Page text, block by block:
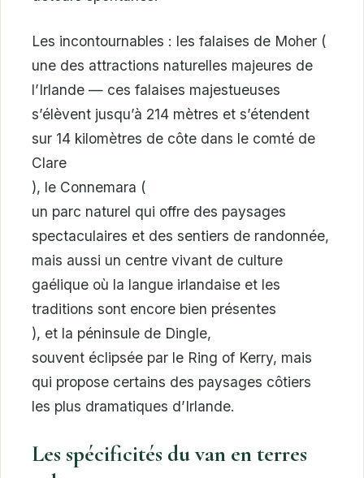
Les incontournables : les falaises de Moher (
une des attractions naturelles majeures de
l’Irlande — ces falaises majestueuses
s’élèvent jusqu’à 214 mètres et s’étendent
sur 14 kilomètres de côte dans le comté de
Clare
), le Connemara (
un parc naturel qui offre des paysages
spectaculaires et des sentiers de randonnée,
mais aussi un centre vivant de culture
gaélique où la langue irlandaise et les
traditions sont encore bien présentes
), et la péninsule de Dingle,
souvent éclipsée par le Ring of Kerry, mais
qui propose certains des paysages côtiers
les plus dramatiques d’Irlande.
Les spécificités du van en terres